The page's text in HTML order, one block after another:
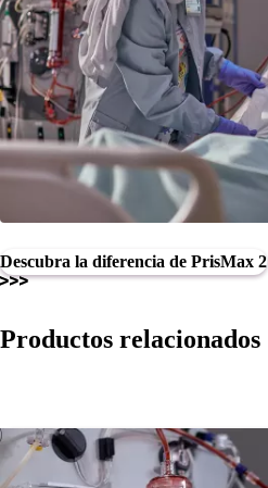
Descubra la diferencia de PrisMax 2
Productos relacionados